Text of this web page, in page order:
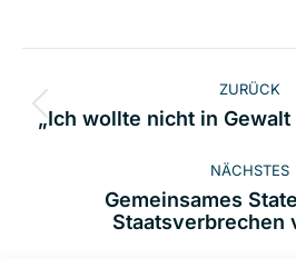
ZURÜCK
„Ich wollte nicht in
NÄCHSTES
Gemeinsames
Staatsverbrechen